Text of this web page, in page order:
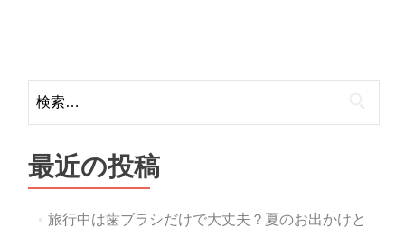
navigation
索:
最近の投稿
旅行中は歯ブラシだけで大丈夫？夏のお出かけと